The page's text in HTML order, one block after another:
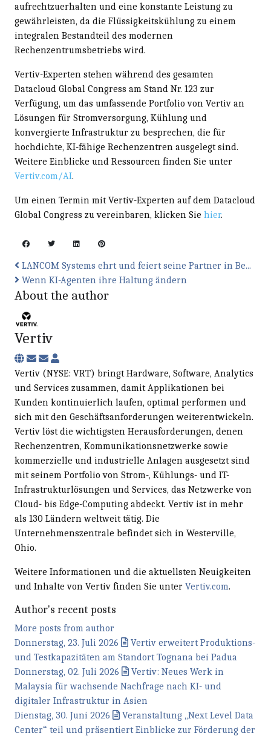
aufrechtzuerhalten und eine konstante Leistung zu
gewährleisten, da die Flüssigkeitskühlung zu einem
integralen Bestandteil des modernen
Rechenzentrumsbetriebs wird.
Vertiv-Experten stehen während des gesamten
Datacloud Global Congress am Stand Nr. 123 zur
Verfügung, um das umfassende Portfolio von Vertiv an
Lösungen für Stromversorgung, Kühlung und
konvergierte Infrastruktur zu besprechen, die für
hochdichte, KI-fähige Rechenzentren ausgelegt sind.
Weitere Einblicke und Ressourcen finden Sie unter
Vertiv.com/AI.
Um einen Termin mit Vertiv-Experten auf dem Datacloud
Global Congress zu vereinbaren, klicken Sie hier.
LANCOM Systems ehrt und feiert seine Partner in Be...
Wenn KI-Agenten ihre Haltung ändern
About the author
Vertiv
Subscribe to updates from author
Unsubscribe to updates from author
Vertiv
Vertiv (NYSE: VRT) bringt Hardware, Software, Analytics
und Services zusammen, damit Applikationen bei
Kunden kontinuierlich laufen, optimal performen und
sich mit den Geschäftsanforderungen weiterentwickeln.
Vertiv löst die wichtigsten Herausforderungen, denen
Rechenzentren, Kommunikationsnetzwerke sowie
kommerzielle und industrielle Anlagen ausgesetzt sind
mit seinem Portfolio von Strom-, Kühlungs- und IT-
Infrastrukturlösungen und Services, das Netzwerke von
Cloud- bis Edge-Computing abdeckt. Vertiv ist in mehr
als 130 Ländern weltweit tätig. Die
Unternehmenszentrale befindet sich in Westerville,
Ohio.
Weitere Informationen und die aktuellsten Neuigkeiten
und Inhalte von Vertiv finden Sie unter Vertiv.com.
Author's recent posts
More posts from author
Donnerstag, 23. Juli 2026
Vertiv erweitert Produktions-
und Testkapazitäten am Standort Tognana bei Padua
Donnerstag, 02. Juli 2026
Vertiv: Neues Werk in
Malaysia für wachsende Nachfrage nach KI- und
digitaler Infrastruktur in Asien
Dienstag, 30. Juni 2026
Veranstaltung „Next Level Data
Center“ teil und präsentiert Einblicke zur Förderung der